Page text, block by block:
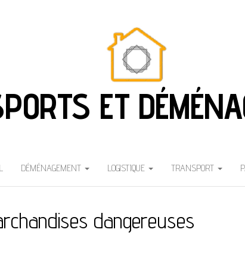
ET
DÉMÉNAGEMENT LOGISTIQUE TRANSPORT
dangereuses